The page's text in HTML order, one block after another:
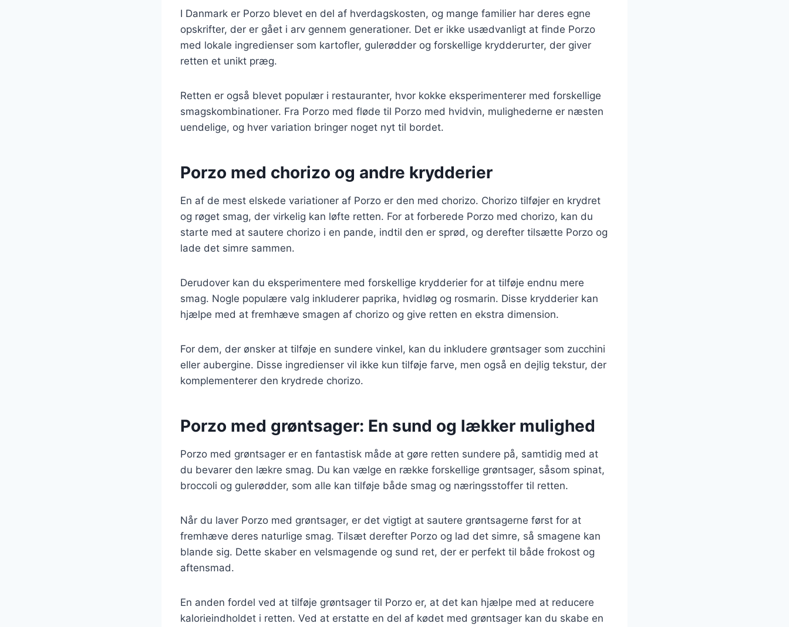
I Danmark er Porzo blevet en del af hverdagskosten, og mange familier har deres egne
opskrifter, der er gået i arv gennem generationer. Det er ikke usædvanligt at finde Porzo
med lokale ingredienser som kartofler, gulerødder og forskellige krydderurter, der giver
retten et unikt præg.
Retten er også blevet populær i restauranter, hvor kokke eksperimenterer med forskellige
smagskombinationer. Fra Porzo med fløde til Porzo med hvidvin, mulighederne er næsten
uendelige, og hver variation bringer noget nyt til bordet.
Porzo med chorizo og andre krydderier
En af de mest elskede variationer af Porzo er den med chorizo. Chorizo tilføjer en krydret
og røget smag, der virkelig kan løfte retten. For at forberede Porzo med chorizo, kan du
starte med at sautere chorizo i en pande, indtil den er sprød, og derefter tilsætte Porzo og
lade det simre sammen.
Derudover kan du eksperimentere med forskellige krydderier for at tilføje endnu mere
smag. Nogle populære valg inkluderer paprika, hvidløg og rosmarin. Disse krydderier kan
hjælpe med at fremhæve smagen af chorizo og give retten en ekstra dimension.
For dem, der ønsker at tilføje en sundere vinkel, kan du inkludere grøntsager som zucchini
eller aubergine. Disse ingredienser vil ikke kun tilføje farve, men også en dejlig tekstur, der
komplementerer den krydrede chorizo.
Porzo med grøntsager: En sund og lækker mulighed
Porzo med grøntsager er en fantastisk måde at gøre retten sundere på, samtidig med at
du bevarer den lækre smag. Du kan vælge en række forskellige grøntsager, såsom spinat,
broccoli og gulerødder, som alle kan tilføje både smag og næringsstoffer til retten.
Når du laver Porzo med grøntsager, er det vigtigt at sautere grøntsagerne først for at
fremhæve deres naturlige smag. Tilsæt derefter Porzo og lad det simre, så smagene kan
blande sig. Dette skaber en velsmagende og sund ret, der er perfekt til både frokost og
aftensmad.
En anden fordel ved at tilføje grøntsager til Porzo er, at det kan hjælpe med at reducere
kalorieindholdet i retten. Ved at erstatte en del af kødet med grøntsager kan du skabe en